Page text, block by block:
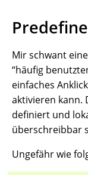
Mir schwant
“häufig
einfaches
aktivieren kann.
definiert und
überschreibbar
Ungefähr wie